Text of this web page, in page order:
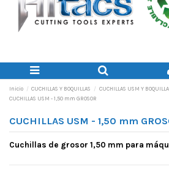
Inicio CUCHILLAS Y BOQUILLAS CUCHILLAS USM Y
CUCHILLAS USM - 1,50 mm GROSOR
CUCHILLAS USM - 1,50 mm
Cuchillas de grosor 1,50 mm para